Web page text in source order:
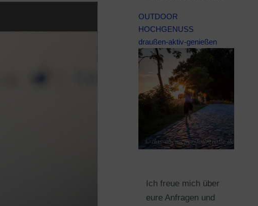
OUTDOOR
HOCHGENUSS
draußen-aktiv-genießen
Ich freue mich über
eure Anfragen und